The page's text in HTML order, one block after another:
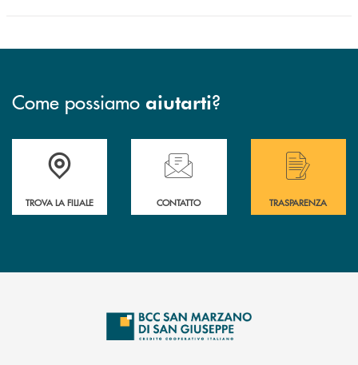
Come possiamo aiutarti?
Accedi all' elenco completo delle filiali di Bcc San Marzano.
TROVA LA FILIALE
Hai bisogno di assistenza immediata?
CONTATTO
Hai bisogno di
TRASPARENZA